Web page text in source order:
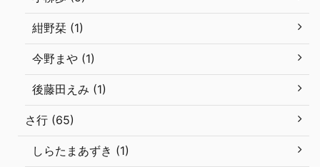
紺野栞 (1)
今野まや (1)
後藤田えみ (1)
さ行 (65)
しらたまあずき (1)